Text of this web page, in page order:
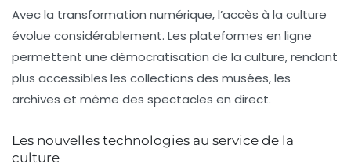
Avec la transformation numérique, l’accès à la culture
évolue considérablement. Les plateformes en ligne
permettent une démocratisation de la culture, rendant
plus accessibles les collections des musées, les
archives et même des spectacles en direct.
Les nouvelles technologies au service de la
culture